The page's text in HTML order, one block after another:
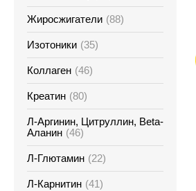
Жиросжигатели (88)
Изотоники (35)
Коллаген (46)
Креатин (80)
Л-Аргинин, Цитруллин, Beta-
Аланин (46)
Л-Глютамин (22)
Л-Карнитин (41)